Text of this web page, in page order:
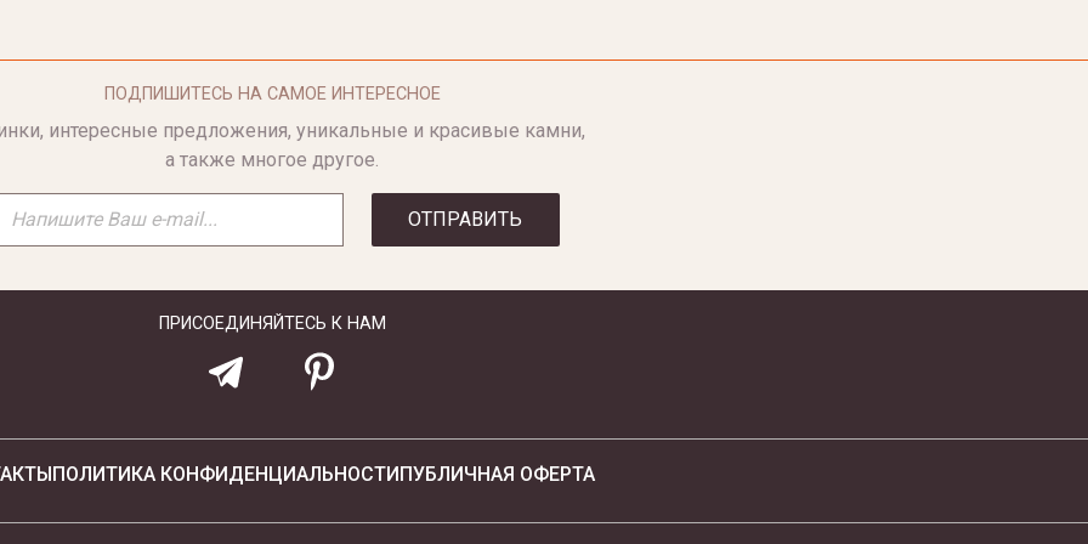
ПОДПИШИТЕСЬ НА САМОЕ ИНТЕРЕСНОЕ
интересные предложения, уникальные и красивые камни,
а также многое другое.
ОТПРАВИТЬ
ПРИСОЕДИНЯЙТЕСЬ К НАМ
ПОЛИТИКА КОНФИДЕНЦИАЛЬНОСТИПУБЛИЧНАЯ ОФЕРТА